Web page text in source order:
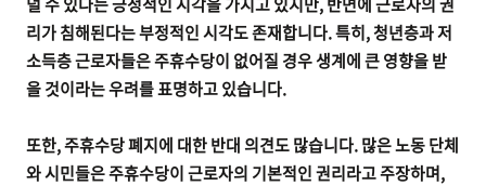
리가 침해된다는 부정적인 시각도 존재합니다. 특히, 청년층과 저
소득층 근로자들은 주휴수당이 없어질 경우 생계에 큰 영향을 받
을 것이라는 우려를 표명하고 있습니다.
또한, 주휴수당 폐지에 대한 반대 의견도 많습니다. 많은 노동 단체
와 시민들은 주휴수당이 근로자의 기본적인 권리라고 주장하며,